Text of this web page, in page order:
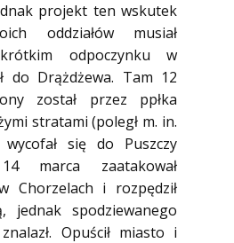
projekt ten wskutek
oddziałów musiał
odpoczynku w
do Drążdżewa. Tam 12
został przez ppłka
stratami (poległ m. in.
wycofał się do Puszczy
marca zaatakował
Chorzelach i rozpędził
jednak spodziewanego
Opuścił miasto i